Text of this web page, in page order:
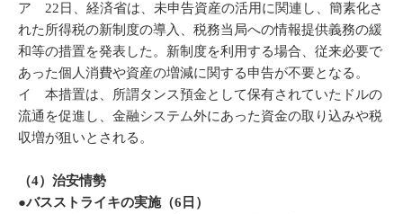
ア 22日、経済省は、未申告資産の活用に関連し、簡素化さ
れた所得税の新制度の導入、税務当局への情報提供義務の緩
和等の措置を発表した。新制度を利用する場合、従来必要で
あった個人消費や資産の増減に関する申告が不要となる。
イ 本措置は、所謂タンス預金として保有されていたドルの
流通を促進し、金融システム外にあった資金の取り込みや税
収増が狙いとされる。
（4）治安情勢
●バスストライキの実施（6日）